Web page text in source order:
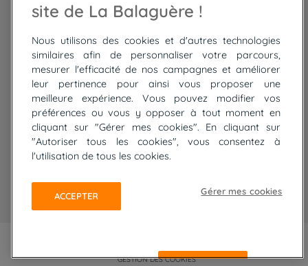
Top
circuits
Tour du lac de Constance à vélo
Cyclades : Amorgos et Naxos
Randonnée aux Bardenas Reales
De Collioure à Cadaquès à pied
Découverte des trésors de Madère
Rando Réunion en douceur
Trek sur Tenerife
GESTION DES COOKIES
site de La Balaguère !
Nous utilisons des cookies et d'autres technologies
similaires afin de personnaliser votre parcours,
mesurer l'efficacité de nos campagnes et améliorer
leur pertinence pour ainsi vous proposer une
meilleure expérience. Vous pouvez modifier vos
préférences ou vous y opposer à tout moment en
cliquant sur "Gérer mes cookies". En cliquant sur
"Autoriser tous les cookies", vous consentez à
l'utilisation de tous les cookies.
Gérer mes cookies
ACCEPTER